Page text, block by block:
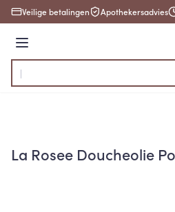
Ga naar de inhoud
Veilige betalingen Apothekersadvies
Menu
Product, merk, categorie...
La Rosee Doucheolie